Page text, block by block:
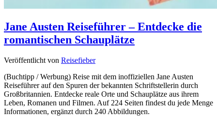
Jane Austen Reiseführer – Entdecke die
romantischen Schauplätze
Veröffentlicht von Reisefieber
(Buchtipp / Werbung) Reise mit dem inoffiziellen Jane Austen
Reiseführer auf den Spuren der bekannten Schriftstellerin durch
Großbritannien. Entdecke reale Orte und Schauplätze aus ihrem
Leben, Romanen und Filmen. Auf 224 Seiten findest du jede Menge
Informationen, ergänzt durch 240 Abbildungen.